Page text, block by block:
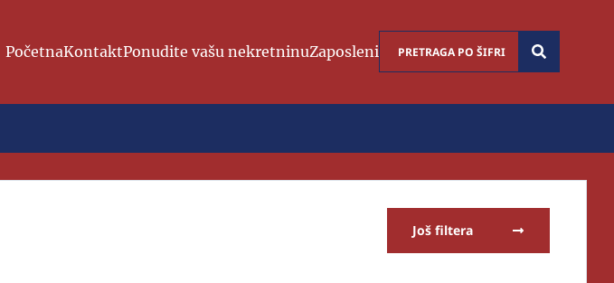
PočetnaKontaktPonudite vašu nekretninuZaposleni
Još filtera